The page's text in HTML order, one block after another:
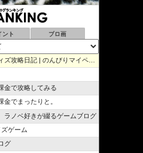
ント ブロ画
略日記 | のんびりマイペースで攻略…
金で攻略してみる
金でまったりと。
ノベ好きが綴るゲームブログ
ゲーム
グ